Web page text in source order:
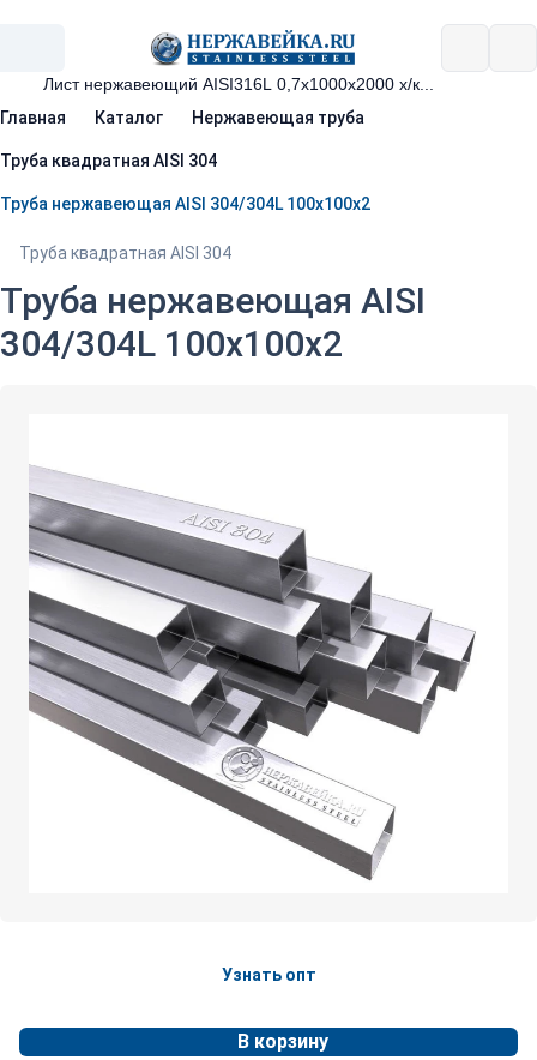
Главная Каталог Нержавеющая труба
Труба квадратная AISI 304
Труба нержавеющая AISI 304/304L 100х100х2
Труба квадратная AISI 304
Труба нержавеющая AISI
304/304L 100х100х2
Узнать опт
В корзину